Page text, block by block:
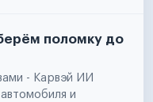
поломку до
- Карвэй ИИ
и